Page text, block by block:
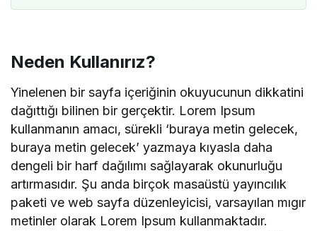
Neden Kullanırız?
Yinelenen bir sayfa içeriğinin okuyucunun dikkatini
dağıttığı bilinen bir gerçektir. Lorem Ipsum
kullanmanın amacı, sürekli ‘buraya metin gelecek,
buraya metin gelecek’ yazmaya kıyasla daha
dengeli bir harf dağılımı sağlayarak okunurluğu
artırmasıdır. Şu anda birçok masaüstü yayıncılık
paketi ve web sayfa düzenleyicisi, varsayılan mıgır
metinler olarak Lorem Ipsum kullanmaktadır.